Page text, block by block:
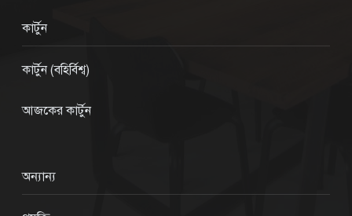
কার্টুন
কার্টুন (বহির্বিশ্ব)
আজকের কার্টুন
অন্যান্য